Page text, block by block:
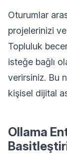
Oturumlar
projelerinizi
Topluluk
isteğe bağlı
verirsiniz. Bu
kişisel dijital
Ollama